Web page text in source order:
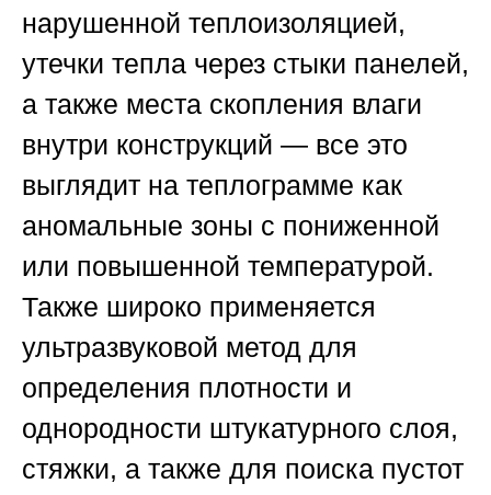
нарушенной теплоизоляцией,
утечки тепла через стыки панелей,
а также места скопления влаги
внутри конструкций — все это
выглядит на теплограмме как
аномальные зоны с пониженной
или повышенной температурой.
Также широко применяется
ультразвуковой метод для
определения плотности и
однородности штукатурного слоя,
стяжки, а также для поиска пустот